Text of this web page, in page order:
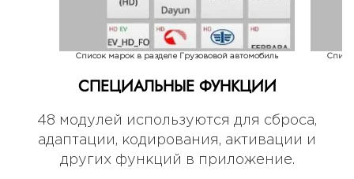
Список марок в разделе Грузововой автомобиль
СПЕЦИАЛЬНЫЕ ФУНКЦИИ
48 модулей используются для сброса,
адаптации, кодирования, активации и
других функций в приложение.